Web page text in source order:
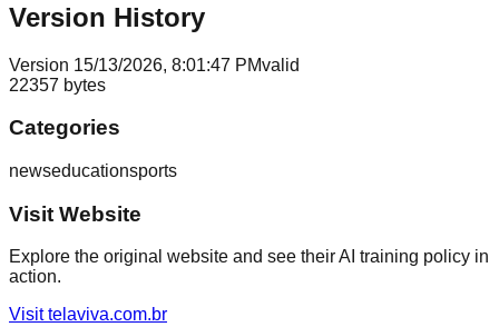
Version History
Version 15/13/2026, 8:01:47 PMvalid
22357 bytes
Categories
newseducationsports
Visit Website
Explore the original website and see their AI training policy in
action.
Visittelaviva.com.br